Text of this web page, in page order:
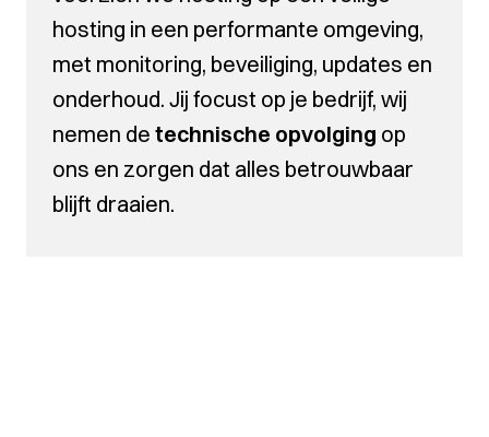
hosting in een performante omgeving,
met monitoring, beveiliging, updates en
onderhoud. Jij focust op je bedrijf, wij
nemen de technische opvolging op
ons en zorgen dat alles betrouwbaar
blijft draaien.